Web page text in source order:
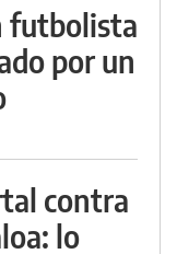
futbolista
por un
contra
lo